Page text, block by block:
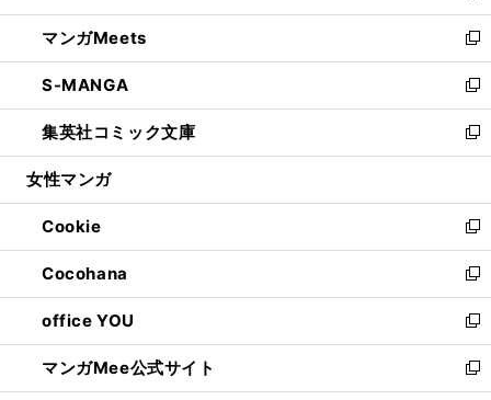
開
く
ウ
で
開
く
ン
ド
ウ
で
開
く
ウ
ィ
ン
ド
ウ
で
開
し
い
ウ
ィ
ン
ド
ウ
開
く
マンガMeets
新
し
い
ウ
ィ
ン
ウ
で
開
く
S-MANGA
新
し
い
ウ
ン
ド
ウ
で
開
く
集英社コミック文庫
新
し
ウ
ィ
ン
ド
ウ
で
開
く
女性マンガ
Cookie
新
し
い
ウ
ィ
ン
ド
ウ
Cocohana
新
し
い
ウ
ィ
ン
office YOU
新
し
い
ウ
マンガMee公式サイト
新
し